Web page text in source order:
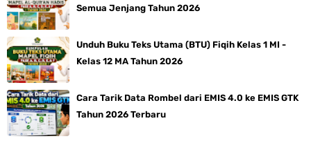
Semua Jenjang Tahun 2026
Unduh Buku Teks Utama (BTU) Fiqih Kelas 1 MI -
Kelas 12 MA Tahun 2026
Cara Tarik Data Rombel dari EMIS 4.0 ke EMIS GTK
Tahun 2026 Terbaru